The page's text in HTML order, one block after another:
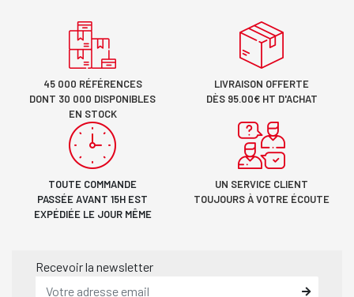
45 000 RÉFÉRENCES
DONT 30 000 DISPONIBLES
EN STOCK
LIVRAISON OFFERTE
DÈS 95.00€ HT D'ACHAT
TOUTE COMMANDE
PASSÉE AVANT 15H EST
EXPÉDIÉE LE JOUR MÊME
UN SERVICE CLIENT
TOUJOURS À VOTRE ÉCOUTE
Recevoir la newsletter